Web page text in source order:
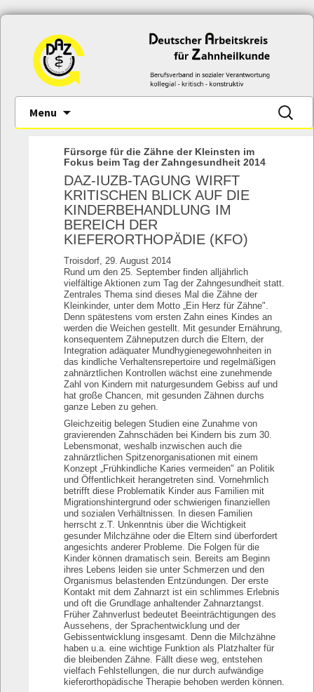
Menu
to
nach:
Fürsorge für die Zähne der Kleinsten im
Fokus beim Tag der Zahngesundheit 2014
DAZ-IUZB-TAGUNG WIRFT
KRITISCHEN BLICK AUF DIE
KINDERBEHANDLUNG IM
BEREICH DER
KIEFERORTHOPÄDIE (KFO)
Troisdorf, 29. August 2014
Rund um den 25. September finden alljährlich
vielfältige Aktionen zum Tag der Zahngesundheit statt.
Zentrales Thema sind dieses Mal die Zähne der
Kleinkinder, unter dem Motto „Ein Herz für Zähne".
Denn spätestens vom ersten Zahn eines Kindes an
werden die Weichen gestellt. Mit gesunder Ernährung,
konsequentem Zähneputzen durch die Eltern, der
Integration adäquater Mundhygienegewohnheiten in
das kindliche Verhaltensrepertoire und regelmäßigen
zahnärztlichen Kontrollen wächst eine zunehmende
Zahl von Kindern mit naturgesundem Gebiss auf und
hat große Chancen, mit gesunden Zähnen durchs
ganze Leben zu gehen.
Gleichzeitig belegen Studien eine Zunahme von
gravierenden Zahnschäden bei Kindern bis zum 30.
Lebensmonat, weshalb inzwischen auch die
zahnärztlichen Spitzenorganisationen mit einem
Konzept „Frühkindliche Karies vermeiden" an Politik
und Öffentlichkeit herangetreten sind. Vornehmlich
betrifft diese Problematik Kinder aus Familien mit
Migrationshintergrund oder schwierigen finanziellen
und sozialen Verhältnissen. In diesen Familien
herrscht z.T. Unkenntnis über die Wichtigkeit
gesunder Milchzähne oder die Eltern sind überfordert
angesichts anderer Probleme. Die Folgen für die
Kinder können dramatisch sein. Bereits am Beginn
ihres Lebens leiden sie unter Schmerzen und den
Organismus belastenden Entzündungen. Der erste
Kontakt mit dem Zahnarzt ist ein schlimmes Erlebnis
und oft die Grundlage anhaltender Zahnarztangst.
Früher Zahnverlust bedeutet Beeinträchtigungen des
Aussehens, der Sprachentwicklung und der
Gebissentwicklung insgesamt. Denn die Milchzähne
haben u.a. eine wichtige Funktion als Platzhalter für
die bleibenden Zähne. Fällt diese weg, entstehen
vielfach Fehlstellungen, die nur durch aufwändige
kieferorthopädische Therapie behoben werden können.